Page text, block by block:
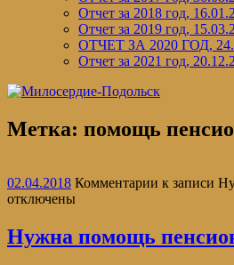
Отчет за 2018 год,
Отчет за 2019 год,
ОТЧЕТ ЗА 2020 ГОД,
Отчет за 2021 год,
Метка: помощь
02.04.2018 Комментарии к записи
отключены
Нужна помощь